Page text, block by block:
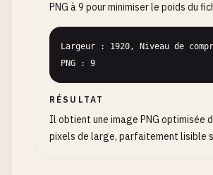
PNG à 9 pour minimiser le poids du
Largeur : 1920, Niveau de
PNG : 9
RÉSULTAT
Il obtient une image PNG optimisée
pixels de large, parfaitement lisible